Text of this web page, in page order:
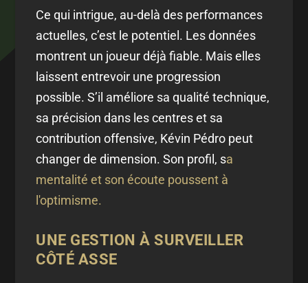
Ce qui intrigue, au-delà des performances
actuelles, c’est le potentiel. Les données
montrent un joueur déjà fiable. Mais elles
laissent entrevoir une progression
possible. S’il améliore sa qualité technique,
sa précision dans les centres et sa
contribution offensive, Kévin Pédro peut
changer de dimension. Son profil, sa
mentalité et son écoute poussent à
l'optimisme.
UNE GESTION À SURVEILLER
CÔTÉ ASSE